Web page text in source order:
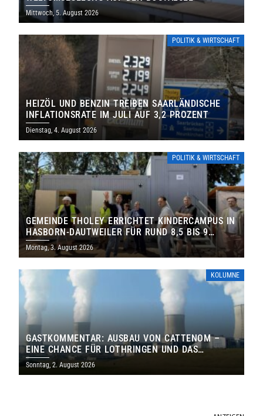
Mittwoch, 5. August 2026
POLITIK & WIRTSCHAFT
HEIZÖL UND BENZIN TREIBEN SAARLÄNDISCHE
INFLATIONSRATE IM JULI AUF 3,2 PROZENT
Dienstag, 4. August 2026
POLITIK & WIRTSCHAFT
GEMEINDE THOLEY ERRICHTET KINDERCAMPUS IN
HASBORN-DAUTWEILER FÜR RUND 8,5 BIS 9
MILLIONEN EURO
Montag, 3. August 2026
KOLUMNE
GASTKOMMENTAR: AUSBAU VON CATTENOM –
EINE CHANCE FÜR LOTHRINGEN UND DAS
SAARLAND
Sonntag, 2. August 2026